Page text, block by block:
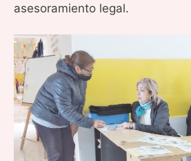
asesoramiento legal.